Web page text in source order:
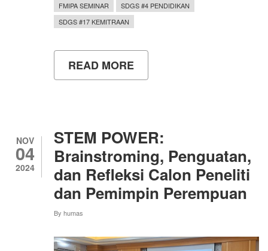
FMIPA SEMINAR
SDGS #4 PENDIDIKAN
SDGS #17 KEMITRAAN
READ MORE
FMIPA
YANG
DIIKUTI
OLEH
17
NEGARA
NOV
04
2024
STEM POWER:
Brainstroming, Penguatan,
dan Refleksi Calon Peneliti
dan Pemimpin Perempuan
By humas